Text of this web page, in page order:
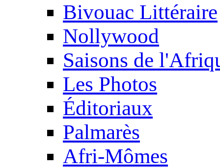
Bivouac Littéraire
Nollywood
Saisons de
Les Photos
Éditoriaux
Palmarès
Afri-Mômes